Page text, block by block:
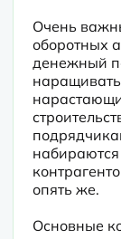
Очень
оборотных
денежный
наращивать
опять же.
Основные